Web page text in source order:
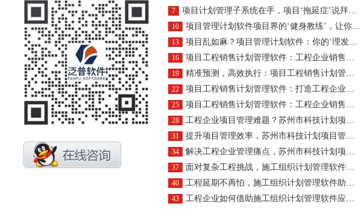
7 项目计划管理子系统在手，项目‘拖延症’说拜拜~
10 项目管理计划软件项目界的‘健身教练’，让你的项目‘强壮’起来！
13 项目乱如麻？项目管理计划软件：你的‘理发师’来啦！
16 项目工程销售计划管理软件：工程企业销售管理的智能化升级
19 精准预测，高效执行：项目工程销售计划管理软件引领销售管理新潮流
22 项目工程销售计划管理软件：打造工程企业销售流程的高效引擎
25 项目工程销售计划管理软件：工程企业销售瓶颈的破解之道
28 工程企业项目管理难题？苏州市科技计划项目管理系统提供一站式解决方案
31 提升项目管理效率，苏州市科技计划项目管理系统助力工程企业转型升级
34 解决工程企业管理痛点，苏州市科技计划项目管理系统显身手
37 面对复杂工程挑战，施工组织计划管理软件如何成为企业后盾
40 工程延期不再怕，施工组织计划管理软件助力精准控制进度
43 工程企业如何借助施工组织计划管理软件应对资源调度难题？